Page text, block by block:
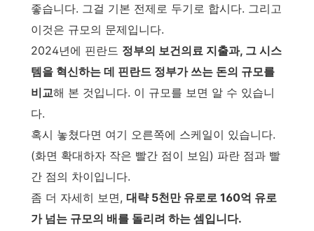
좋습니다. 그걸 기본 전제로 두기로 합시다. 그리고
이것은 규모의 문제입니다.
2024년에 핀란드 정부의 보건의료 지출과, 그 시스
템을 혁신하는 데 핀란드 정부가 쓰는 돈의 규모를
비교해 본 것입니다. 이 규모를 보면 알 수 있습니
다.
혹시 놓쳤다면 여기 오른쪽에 스케일이 있습니다.
(화면 확대하자 작은 빨간 점이 보임) 파란 점과 빨
간 점의 차이입니다.
좀 더 자세히 보면, 대략 5천만 유로로 160억 유로
가 넘는 규모의 배를 돌리려 하는 셈입니다.